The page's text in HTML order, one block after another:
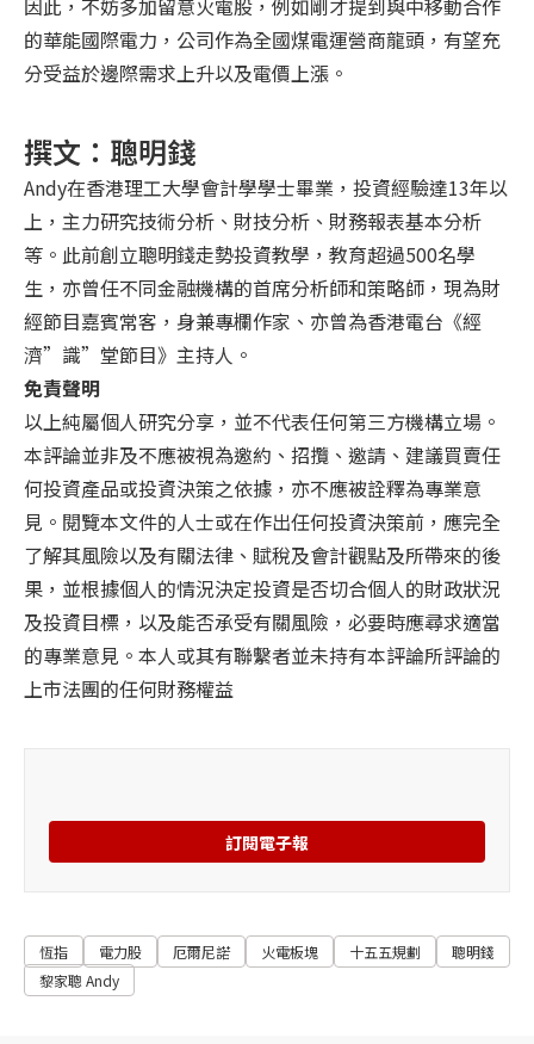
因此，不妨多加留意火電股，例如剛才提到與中移動合作
的華能國際電力，公司作為全國煤電運營商龍頭，有望充
分受益於邊際需求上升以及電價上漲。
撰文：聰明錢
Andy在香港理工大學會計學學士畢業，投資經驗達13年以
上，主力研究技術分析、財技分析、財務報表基本分析
等。此前創立聰明錢走勢投資教學，教育超過500名學
生，亦曾任不同金融機構的首席分析師和策略師，現為財
經節目嘉賓常客，身兼專欄作家、亦曾為香港電台《經
濟”識”堂節目》主持人。
免責聲明
以上純屬個人研究分享，並不代表任何第三方機構立場。
本評論並非及不應被視為邀約、招攬、邀請、建議買賣任
何投資產品或投資決策之依據，亦不應被詮釋為專業意
見。閱覽本文件的人士或在作出任何投資決策前，應完全
了解其風險以及有關法律、賦稅及會計觀點及所帶來的後
果，並根據個人的情況決定投資是否切合個人的財政狀況
及投資目標，以及能否承受有關風險，必要時應尋求適當
的專業意見。本人或其有聯繫者並未持有本評論所評論的
上市法團的任何財務權益
訂閱電子報
恆指 電力股 厄爾尼諾 火電板塊 十五五規劃
聰明錢
黎家聰 Andy